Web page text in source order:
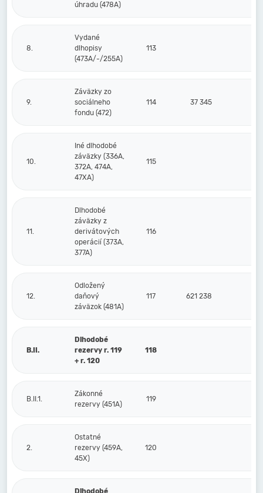
úhradu (478A)
8.
Vydané
dlhopisy
(473A/-/255A)
113
9.
Záväzky zo
sociálneho
fondu (472)
114 37 345
10.
Iné dlhodobé
záväzky (336A,
372A, 474A,
47XA)
115
11.
Dlhodobé
záväzky z
derivátových
operácií (373A,
377A)
116
12.
Odložený
daňový
záväzok (481A)
117 621 238
B.II.
Dlhodobé
rezervy r. 119
+ r. 120
118
B.II.1.
Zákonné
rezervy (451A)
119
2.
Ostatné
rezervy (459A,
45X)
120
Dlhodobé